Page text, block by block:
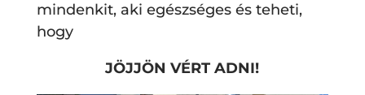
mindenkit, aki egészséges és teheti,
hogy
JÖJJÖN VÉRT ADNI!